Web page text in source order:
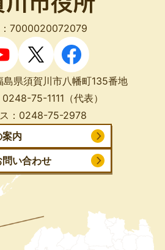
7000020072079
県須賀川市八幡町135番地
0248-75-1111 （代表）
： 0248-75-2978
内
い合わせ